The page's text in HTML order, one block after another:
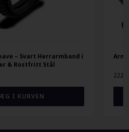
– Svart Herrarmband i
& Rostfritt Stål